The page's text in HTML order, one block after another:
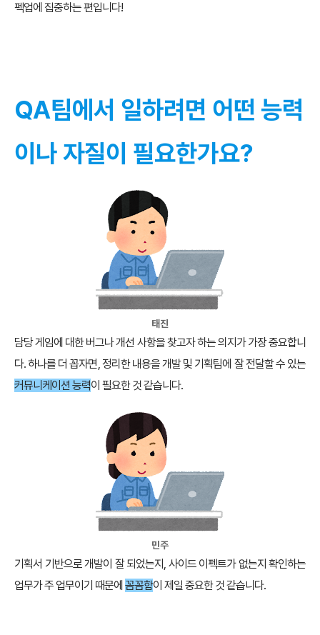
펙업에 집중하는 편입니다!
QA팀에서 일하려면 어떤 능력
이나 자질이 필요한가요?
태진
담당 게임에 대한 버그나 개선 사항을 찾고자 하는 의지가 가장 중요합니
다. 하나를 더 꼽자면, 정리한 내용을 개발 및 기획팀에 잘 전달할 수 있는
커뮤니케이션 능력이 필요한 것 같습니다.
민주
기획서 기반으로 개발이 잘 되었는지, 사이드 이펙트가 없는지 확인하는
업무가 주 업무이기 때문에 꼼꼼함이 제일 중요한 것 같습니다.